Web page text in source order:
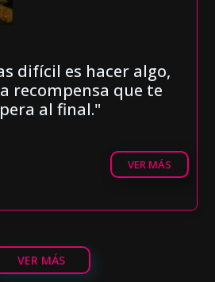
difícil es hacer algo,
recompensa que te
al final."
VER MÁS
VER MÁS